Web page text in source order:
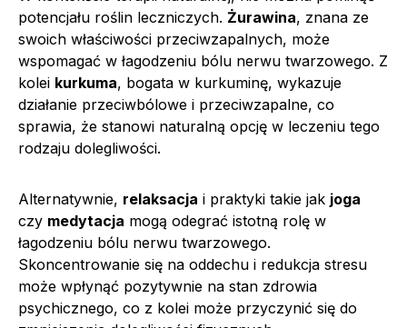
potencjału roślin leczniczych. Żurawina, znana ze
swoich właściwości przeciwzapalnych, może
wspomagać w łagodzeniu bólu nerwu twarzowego. Z
kolei kurkuma, bogata w kurkuminę, wykazuje
działanie przeciwbólowe i przeciwzapalne, co
sprawia, że stanowi naturalną opcję w leczeniu tego
rodzaju dolegliwości.
Alternatywnie, relaksacja i praktyki takie jak joga
czy medytacja mogą odegrać istotną rolę w
łagodzeniu bólu nerwu twarzowego.
Skoncentrowanie się na oddechu i redukcja stresu
może wpłynąć pozytywnie na stan zdrowia
psychicznego, co z kolei może przyczynić się do